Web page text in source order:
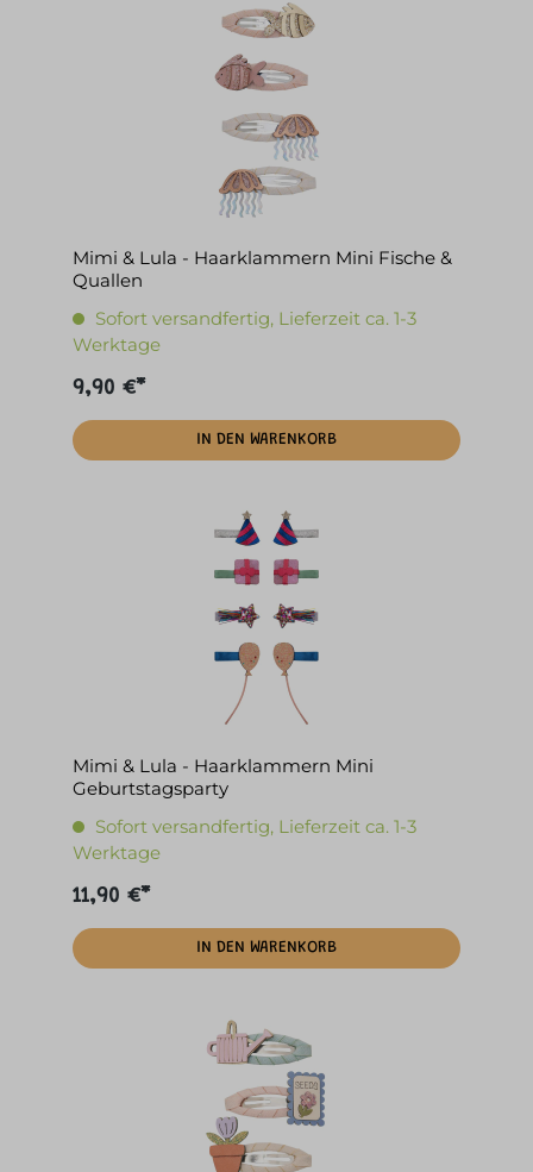
Mimi & Lula - Haarklammern Mini Fische &
Quallen
Sofort versandfertig, Lieferzeit ca. 1-3
Werktage
9,90 €*
IN DEN WARENKORB
Mimi & Lula - Haarklammern Mini
Geburtstagsparty
Sofort versandfertig, Lieferzeit ca. 1-3
Werktage
11,90 €*
IN DEN WARENKORB